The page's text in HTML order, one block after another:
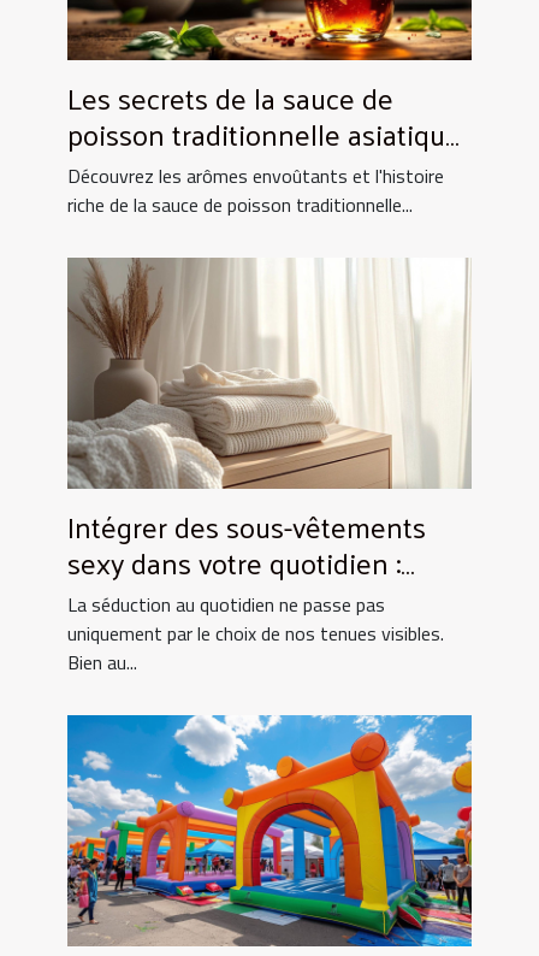
Les secrets de la sauce de
poisson traditionnelle asiatique
et ses utilisations culinaires
Découvrez les arômes envoûtants et l'histoire
riche de la sauce de poisson traditionnelle...
Intégrer des sous-vêtements
sexy dans votre quotidien :
Astuces et conseils
La séduction au quotidien ne passe pas
uniquement par le choix de nos tenues visibles.
Bien au...